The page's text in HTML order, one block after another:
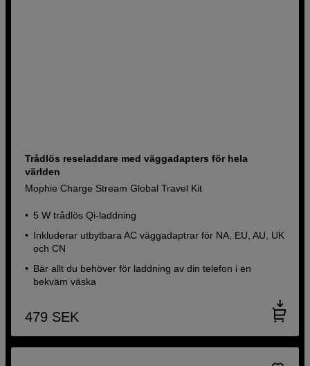
Trådlös reseladdare med väggadapters för hela
världen
Mophie Charge Stream Global Travel Kit
5 W trådlös Qi-laddning
Inkluderar utbytbara AC väggadaptrar för NA, EU, AU, UK
och CN
Bär allt du behöver för laddning av din telefon i en
bekväm väska
479 SEK